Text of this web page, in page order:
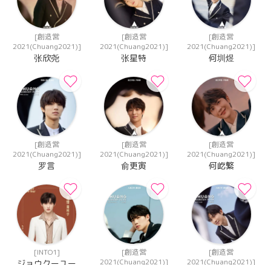
[創造営
2021(Chuang2021)]
张欣尧
[創造営
2021(Chuang2021)]
张星特
[創造営
2021(Chuang2021)]
何圳煜
[創造営
2021(Chuang2021)]
罗言
[創造営
2021(Chuang2021)]
俞更寅
[創造営
2021(Chuang2021)]
何屹繁
[INTO1]
[創造営
2021(Chuang2021)]
[創造営
2021(Chuang2021)]